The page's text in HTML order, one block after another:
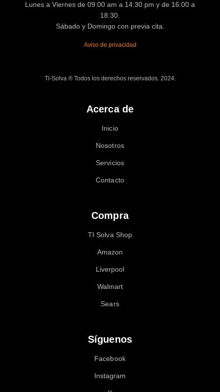
Lunes a Viernes de 09:00 am a 14:30 pm y de 16:00 a
18:30.
Sábado y Domingo con previa cita.
Aviso de privacidad
Ti-Solva ® Todos los derechos reservados. 2024.
Acerca de
Inicio
Nosotros
Servicios
Contacto
Compra
TI Solva Shop
Amazon
Liverpool
Walmart
Sears
Síguenos
Facebook
Instagram